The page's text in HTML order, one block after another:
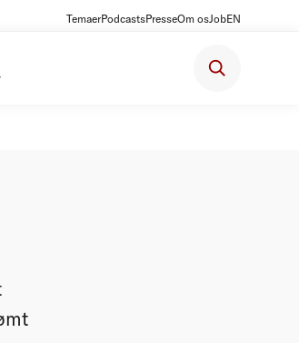
TemaerPodcastsPresseOm osJobEN